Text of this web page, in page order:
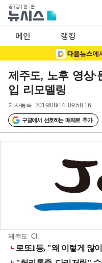
메인 랭킹
제주도, 노후 영상
입 리모델링
기사등록 2019/08/14 09:58:16
구글에서 선호하는 매체로 추가
제주도 CI.